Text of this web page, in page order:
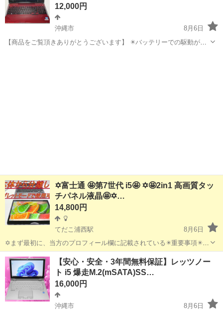
12,000円
沖縄市
8月6日
【商品をご覧頂きありがとうございます】 ✴️バッテリーでの駆動がで
✡️富士通 🤩第7世代 i5🤩 ✡️🤩2in1 高画質タッ
チパネル液晶🤩✡️…
14,800円
てだこ浦西駅
8月6日
✡️まず最初に、当方のプロフィール欄に記載されている✴️重要事項✴️を
必ずご覧くださいますよう、お願いします。 ✡️当方のパソコンに、興
味を持ってくださり、ありがとうございます。 ✴️ 常に購入者様の目線
に立...
沖縄 沖縄市 てだこ浦西駅 ノートパソコン
インストール
【安心・安全・3年間無料保証】レッツノー
ト i5 爆走M.2(mSATA)SS…
16,000円
沖縄市
8月6日